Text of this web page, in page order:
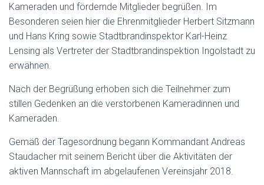
Kameraden und fördernde Mitglieder begrüßen. Im
Besonderen seien hier die Ehrenmitglieder Herbert Sitzmann
und Hans Kring sowie Stadtbrandinspektor Karl-Heinz
Lensing als Vertreter der Stadtbrandinspektion Ingolstadt zu
erwähnen.
Nach der Begrüßung erhoben sich die Teilnehmer zum
stillen Gedenken an die verstorbenen Kameradinnen und
Kameraden.
Gemäß der Tagesordnung begann Kommandant Andreas
Staudacher mit seinem Bericht über die Aktivitäten der
aktiven Mannschaft im abgelaufenen Vereinsjahr 2018.